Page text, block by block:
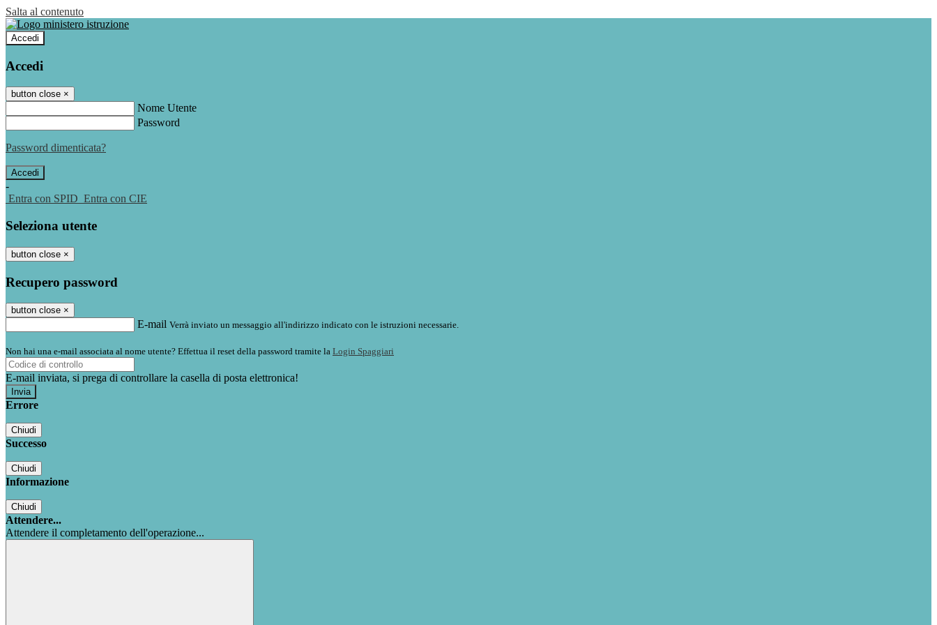
Salta al contenuto
Accedi
Accedi
button close ×
Nome Utente
Password
Password dimenticata?
-
Entra con SPID Entra con CIE
Seleziona utente
button close ×
Recupero password
button close ×
E-mail Verrà inviato un messaggio all'indirizzo indicato con le istruzioni necessarie.
Non hai una e-mail associata al nome utente? Effettua il reset della password tramite la Login Spaggiari
E-mail inviata, si prega di controllare la casella di posta elettronica!
Errore
Chiudi
Successo
Chiudi
Informazione
Chiudi
Attendere...
Attendere il completamento dell'operazione...